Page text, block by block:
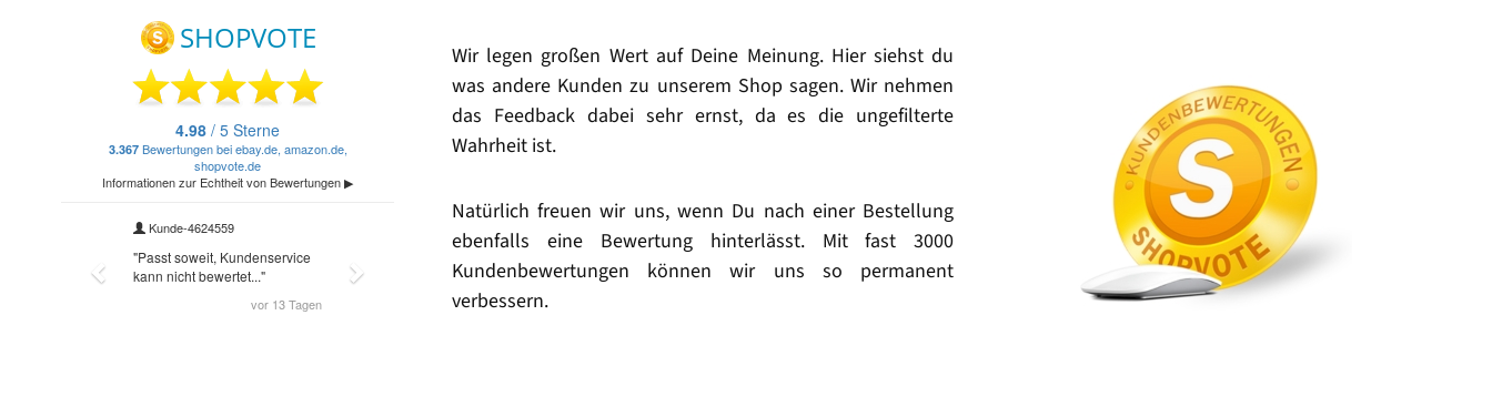
Wir legen großen Wert auf Deine Meinung. Hier siehst du
was andere Kunden zu unserem Shop sagen. Wir nehmen
das Feedback dabei sehr ernst, da es die ungefilterte
Wahrheit ist.
Natürlich freuen wir uns, wenn Du nach einer Bestellung
ebenfalls eine Bewertung hinterlässt. Mit fast 3000
Kundenbewertungen können wir uns so permanent
verbessern.